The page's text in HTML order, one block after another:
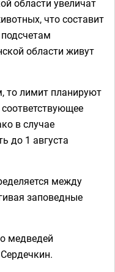
области увеличат
что составит
области живут
то лимит планируют
в случае
до 1 августа
между
заповедные
медведей